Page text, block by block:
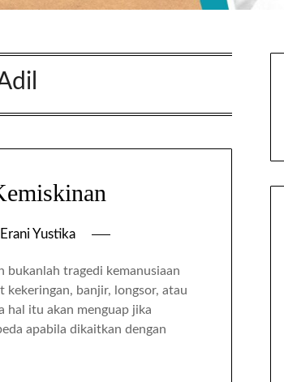
Yustika
bukanlah tragedi kemanusiaan
kekeringan, banjir, longsor, atau
hal itu akan menguap jika
apabila dikaitkan dengan